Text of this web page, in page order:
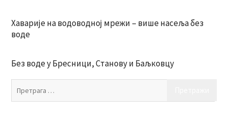
Хаварије на водоводној мрежи – више насеља без
воде
Без воде у Бресници, Станову и Баљковцу